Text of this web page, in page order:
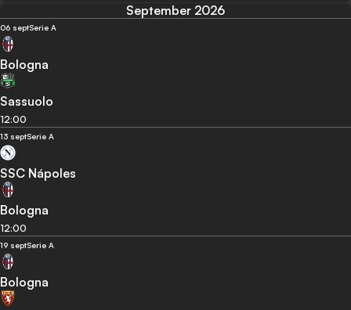
September 2026
06 septSerie A
Bologna
Sassuolo
12:00
13 septSerie A
SSC Nápoles
Bologna
12:00
19 septSerie A
Bologna